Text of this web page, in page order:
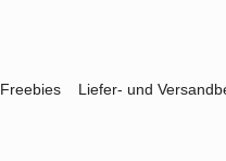
Freebies Liefer- und